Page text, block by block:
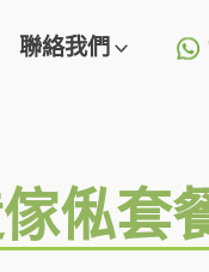
聯絡我們
俬套